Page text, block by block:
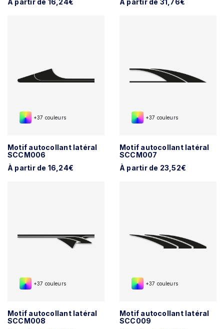
À partir de 16,24€ À partir de 31,76€
+37 couleurs
Motif autocollant latéral
SCCM006
À partir de 16,24€
+37 couleurs
Motif autocollant latéral
SCCM007
À partir de 23,52€
+37 couleurs
Motif autocollant latéral
SCCM008
+37 couleurs
Motif autocollant latéral
SCC009